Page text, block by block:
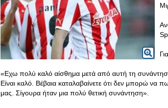
«Εχω πολύ καλό αίσθημα μετά από αυτή τη
Είναι καλό. Βέβαια καταλαβαίνετε ότι δεν μπορώ να
μας. Σίγουρα ήταν μια πολύ θετική συνάντηση».